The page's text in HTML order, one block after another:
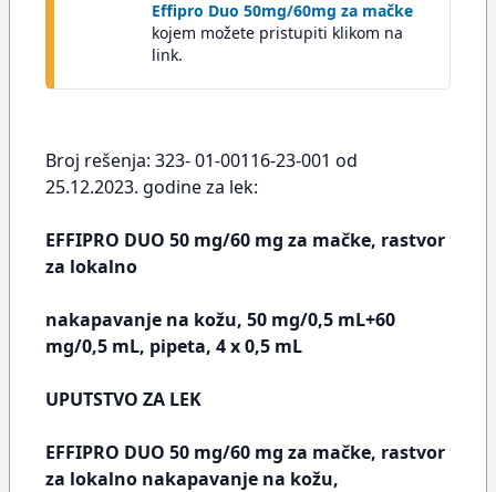
Effipro Duo 50mg/60mg za mačke
kojem možete pristupiti klikom na
link.
Broj rešenja: 323- 01-00116-23-001 od
25.12.2023. godine za lek:
EFFIPRO DUO 50 mg/60 mg za mačke, rastvor
za lokalno
nakapavanje na kožu, 50 mg/0,5 mL+60
mg/0,5 mL, pipeta, 4 x 0,5 mL
UPUTSTVO ZA LEK
EFFIPRO DUO 50 mg/60 mg za mačke, rastvor
za lokalno nakapavanje na kožu,